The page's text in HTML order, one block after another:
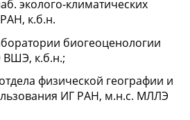
эколого-климатических
к.б.н.
биогеоценологии
к.б.н.;
физической географии и
ИГ РАН, м.н.с. МЛЛЭ